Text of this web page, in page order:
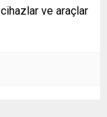
ve araçlar